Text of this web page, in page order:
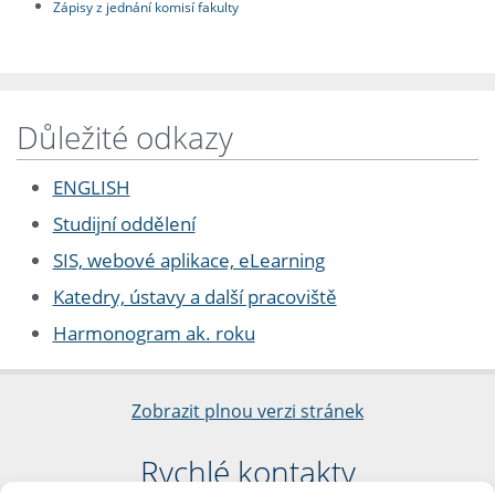
Zápisy z jednání komisí fakulty
Důležité odkazy
ENGLISH
Studijní oddělení
SIS, webové aplikace, eLearning
Katedry, ústavy a další pracoviště
Harmonogram ak. roku
Zobrazit plnou verzi stránek
Rychlé kontakty